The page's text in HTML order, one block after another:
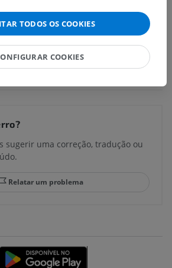
sugerir uma correção, tradução ou
Relatar um problema
TODOS OS COOKIES
COOKIES